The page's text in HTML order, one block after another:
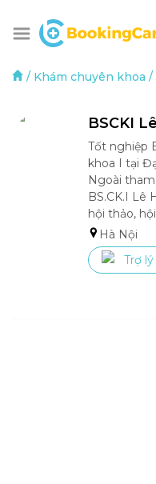
/ Khám chuyên khoa /
BSCKI
Tốt nghiệp
khoa I tại
Ngoài
BS.CK.I Lê
hội thảo,
Hà Nội
Trợ